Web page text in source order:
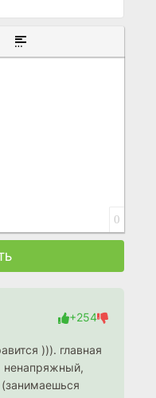
ЦИТАТЫ
ВСТАВКА СПОЙЛЕРА
0
+254
))). главная
ненапряжный,